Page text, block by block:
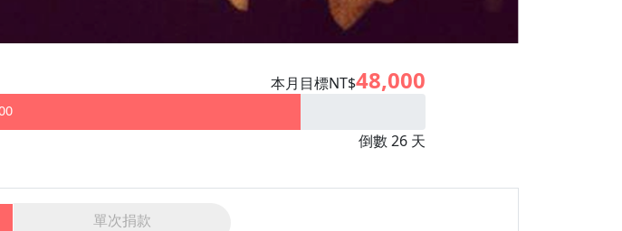
本月目標NT$48,000
倒數 26 天
單次捐款